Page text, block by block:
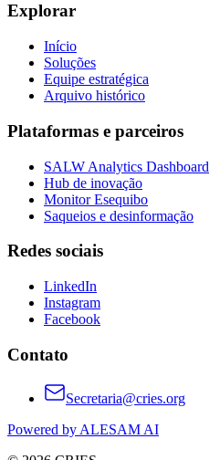
Explorar
Início
Soluções
Equipe estratégica
Arquivo histórico
Plataformas e parceiros
SALW Analytics Dashboard
Hub de inovação
Monitor Esequibo
Saqueios e desinformação
Redes sociais
LinkedIn
Instagram
Facebook
Contato
Secretaria@cries.org
Powered by ALESAM AI